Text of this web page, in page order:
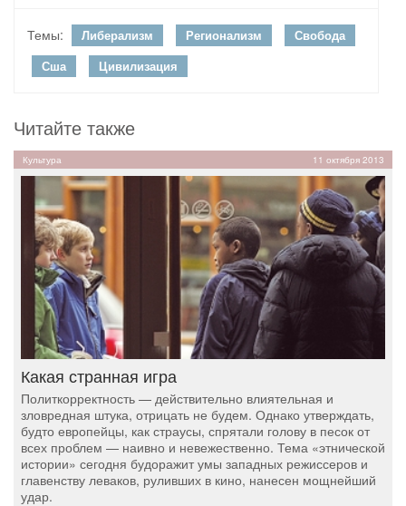
Темы: Либерализм Регионализм
Свобода
Сша
Цивилизация
Читайте также
Культура 11 октября 2013
Какая странная игра
Политкорректность — действительно влиятельная и
зловредная штука, отрицать не будем. Однако утверждать,
будто европейцы, как страусы, спрятали голову в песок от
всех проблем — наивно и невежественно. Тема «этнической
истории» сегодня будоражит умы западных режиссеров и
главенству леваков, руливших в кино, нанесен мощнейший
удар.